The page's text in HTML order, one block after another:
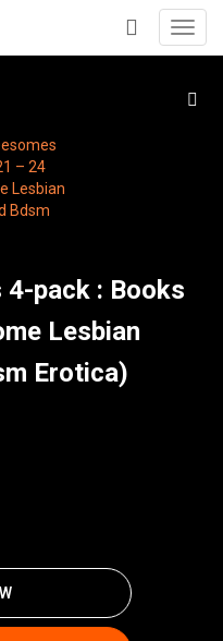
+
4-pack : Books
Lesbian
Erotica)